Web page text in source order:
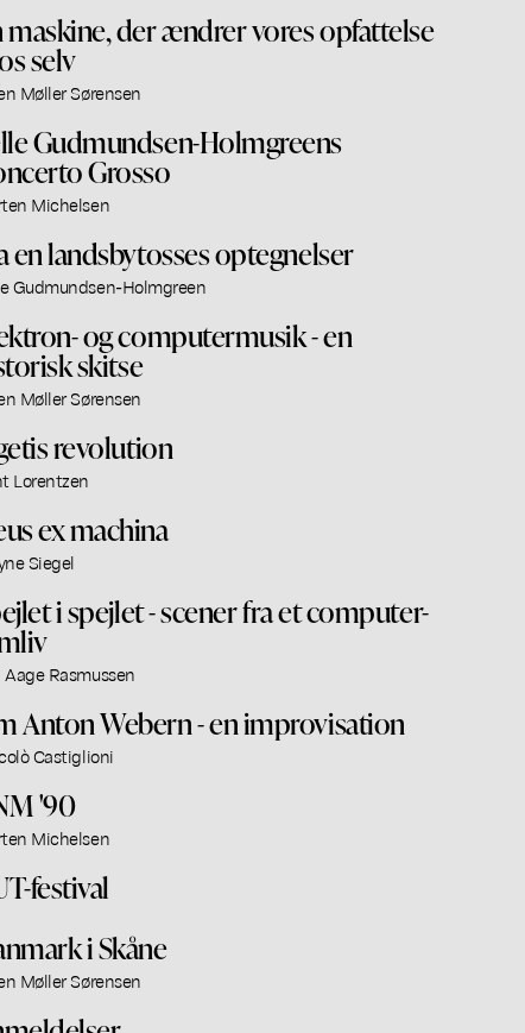
maskine, der ændrer vores opfattelse
selv
Møller Sørensen
Gudmundsen-Holmgreens
Grosso
Michelsen
en landsbytosses optegnelser
Gudmundsen-Holmgreen
og computermusik - en
skitse
Møller Sørensen
revolution
Lorentzen
ex machina
Siegel
i spejlet - scener fra et computer-
Aage Rasmussen
Anton Webern - en improvisation
Castiglioni
'90
Michelsen
festival
i Skåne
Møller Sørensen